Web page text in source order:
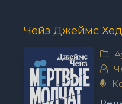
Чейз Джеймс